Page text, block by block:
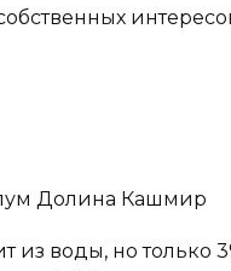
из воды, но только